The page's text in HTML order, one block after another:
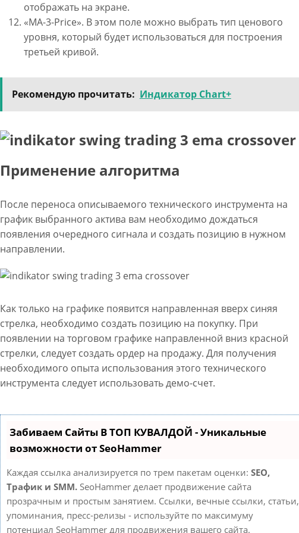
отображать на экране.
«MA-3-Price». В этом поле можно выбрать тип ценового
уровня, который будет использоваться для построения
третьей кривой.
Рекомендую прочитать: Индикатор Chart+
Применение алгоритма
После переноса описываемого технического инструмента на
график выбранного актива вам необходимо дождаться
появления очередного сигнала и создать позицию в нужном
направлении.
Как только на графике появится направленная вверх синяя
стрелка, необходимо создать позицию на покупку. При
появлении на торговом графике направленной вниз красной
стрелки, следует создать ордер на продажу. Для получения
необходимого опыта использования этого технического
инструмента следует использовать демо-счет.
Забиваем Сайты В ТОП КУВАЛДОЙ - Уникальные
возможности от SeoHammer
Каждая ссылка анализируется по трем пакетам оценки: SEO,
Трафик и SMM.SeoHammer делает продвижение сайта
прозрачным и простым занятием. Ссылки, вечные ссылки, статьи,
упоминания, пресс-релизы - используйте по максимуму
потенциал SeoHammer для продвижения вашего сайта.